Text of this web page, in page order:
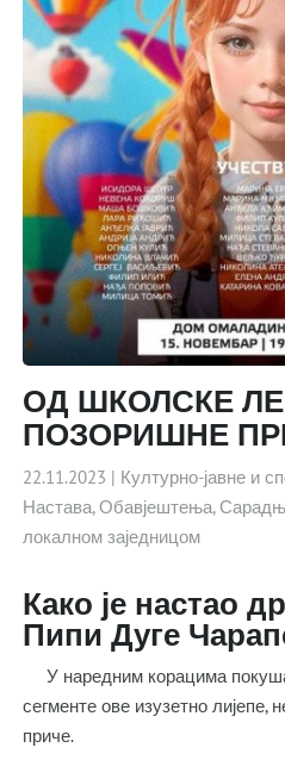
ОД ШКОЛСКЕ
ПОЗОРИШНЕ
22.11.2023 | Културно-јавне и
Настава,Обавјештења,
локалном заједницом
Како је настао
Пипи Дуге
У наредним корацима
сегменте ове изузетно лијепе,
приче.